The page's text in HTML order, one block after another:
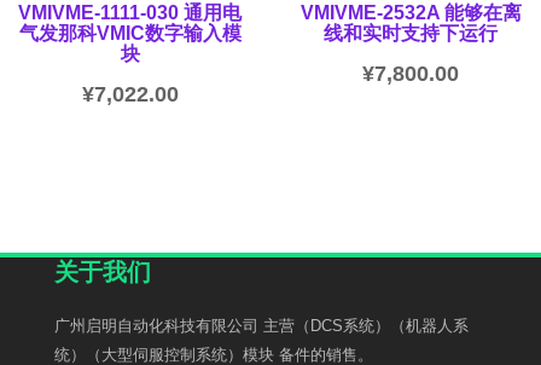
VMIVME-1111-030 通用电
气发那科VMIC数字输入模
块
¥7,022.00
VMIVME-2532A 能够在离
线和实时支持下运行
¥7,800.00
关于我们
广州启明自动化科技有限公司 主营（DCS系统）（机器人系
统）（大型伺服控制系统）模块 备件的销售。